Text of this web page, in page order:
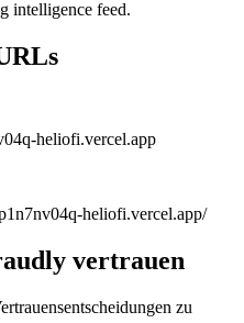
intelligence feed.
heliofi.vercel.app
heliofi.vercel.app/
vertrauen
zu